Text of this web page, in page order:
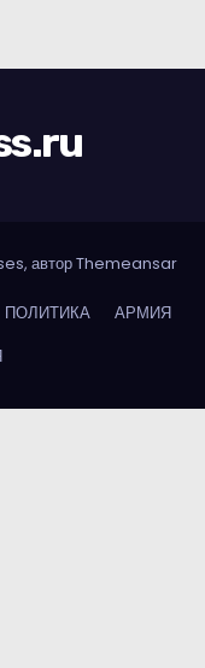
авторThemeansar
ПОЛИТИКА
АРМИЯ